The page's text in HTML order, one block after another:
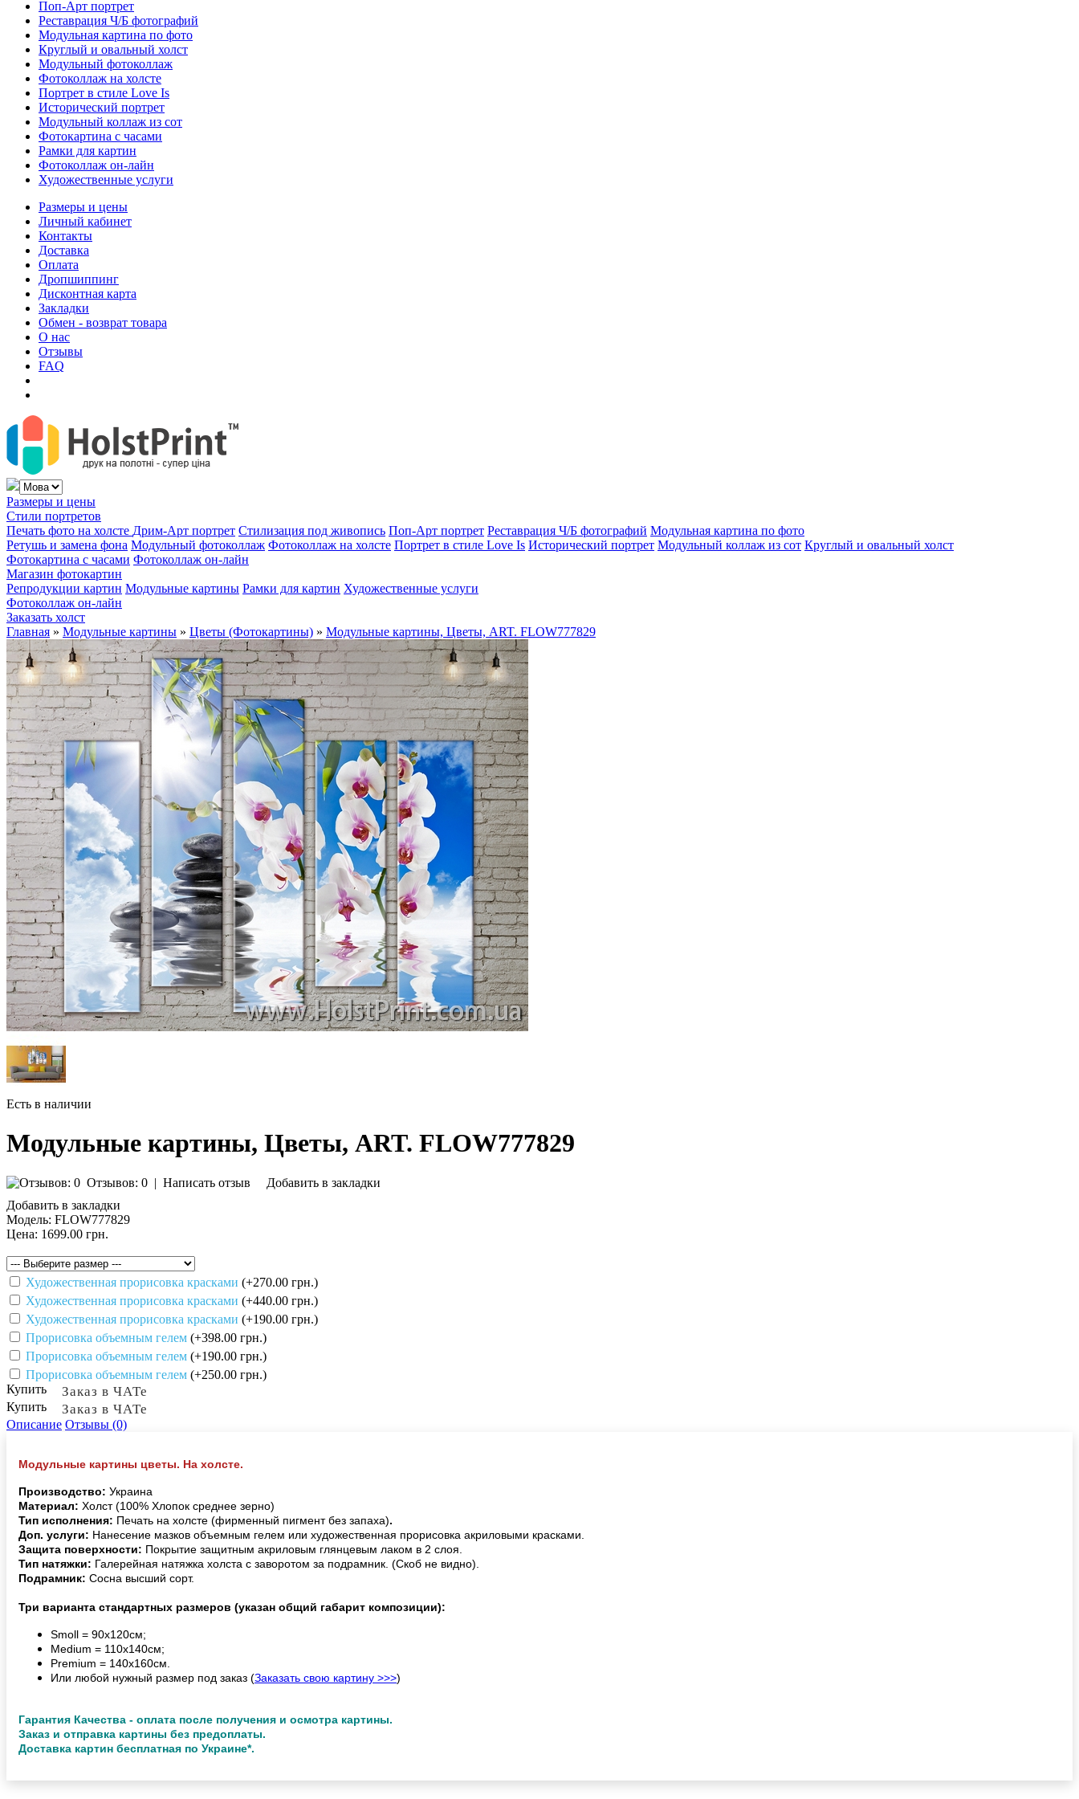
Поп-Арт портрет
Реставрация Ч/Б фотографий
Модульная картина по фото
Круглый и овальный холст
Модульный фотоколлаж
Фотоколлаж на холсте
Портрет в стиле Love Is
Исторический портрет
Модульный коллаж из сот
Фотокартина с часами
Рамки для картин
Фотоколлаж он-лайн
Художественные услуги
Размеры и цены
Личный кабинет
Контакты
Доставка
Оплата
Дропшиппинг
Дисконтная карта
Закладки
Обмен - возврат товара
О нас
Отзывы
FAQ
Размеры и цены
Стили портретов
Печать фото на холсте Дрим-Арт портрет Стилизация под живопись Поп-Арт портрет Реставрация Ч/Б фотографий Модульная картина по фото
Ретушь и замена фона Модульный фотоколлаж Фотоколлаж на холсте Портрет в стиле Love Is Исторический портрет Модульный коллаж из сот Круглый и овальный холст
Фотокартина с часами Фотоколлаж он-лайн
Магазин фотокартин
Репродукции картин Модульные картины Рамки для картин Художественные услуги
Фотоколлаж он-лайн
Заказать холст
Главная » Модульные картины » Цветы (Фотокартины) » Модульные картины, Цветы, ART. FLOW777829
Есть в наличии
Модульные картины, Цветы, ART. FLOW777829
Отзывов: 0 | Написать отзыв
Добавить в закладки
Добавить в закладки
Модель: FLOW777829
Цена: 1699.00 грн.
Художественная прорисовка красками (+270.00 грн.)
Художественная прорисовка красками (+440.00 грн.)
Художественная прорисовка красками (+190.00 грн.)
Прорисовка объемным гелем (+398.00 грн.)
Прорисовка объемным гелем (+190.00 грн.)
Прорисовка объемным гелем (+250.00 грн.)
Купить
Заказ в ЧАТе
Купить Заказ в ЧАТе
Описание Отзывы (0)
Модульные картины цветы. На холсте.
Производство: Украина
Материал: Холст (100% Хлопок среднее зерно)
Тип исполнения: Печать на холсте (фирменный пигмент без запаха).
Доп. услуги: Нанесение мазков объемным гелем или художественная прорисовка акриловыми красками.
Защита поверхности: Покрытие защитным акриловым глянцевым лаком в 2 слоя.
Тип натяжки: Галерейная натяжка холста с заворотом за подрамник. (Скоб не видно).
Подрамник: Сосна высший сорт.
Три варианта стандартных размеров (указан общий габарит композиции):
Smoll = 90х120см;
Medium = 110х140см;
Premium = 140х160см.
Или любой нужный размер под заказ (Заказать свою картину >>>)
Гарантия Качества - оплата после получения и осмотра картины.
Заказ и отправка картины без предоплаты.
Доставка картин бесплатная по Украине*.